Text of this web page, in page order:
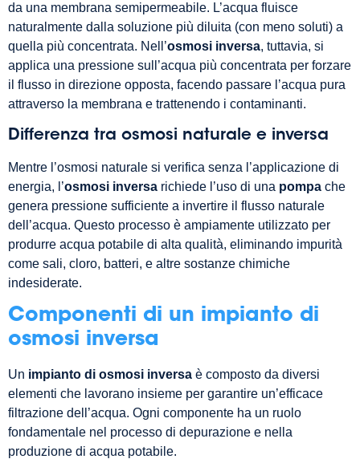
da una membrana semipermeabile. L’acqua fluisce
naturalmente dalla soluzione più diluita (con meno soluti) a
quella più concentrata. Nell’osmosi inversa, tuttavia, si
applica una pressione sull’acqua più concentrata per forzare
il flusso in direzione opposta, facendo passare l’acqua pura
attraverso la membrana e trattenendo i contaminanti.
Differenza tra osmosi naturale e inversa
Mentre l’osmosi naturale si verifica senza l’applicazione di
energia, l’osmosi inversa richiede l’uso di una pompa che
genera pressione sufficiente a invertire il flusso naturale
dell’acqua. Questo processo è ampiamente utilizzato per
produrre acqua potabile di alta qualità, eliminando impurità
come sali, cloro, batteri, e altre sostanze chimiche
indesiderate.
Componenti di un impianto di
osmosi inversa
Un impianto di osmosi inversa è composto da diversi
elementi che lavorano insieme per garantire un’efficace
filtrazione dell’acqua. Ogni componente ha un ruolo
fondamentale nel processo di depurazione e nella
produzione di acqua potabile.